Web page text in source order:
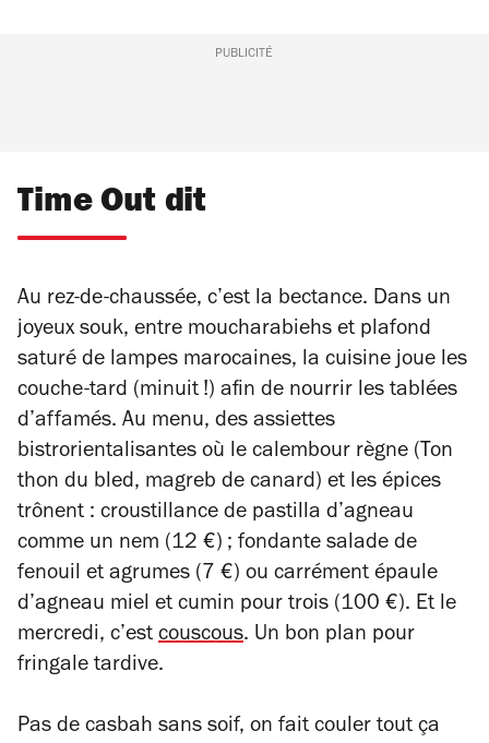
PUBLICITÉ
Time Out dit
Au rez-de-chaussée, c’est la bectance. Dans un
joyeux souk, entre moucharabiehs et plafond
saturé de lampes marocaines, la cuisine joue les
couche-tard (minuit !) afin de nourrir les tablées
d’affamés. Au menu, des assiettes
bistrorientalisantes où le calembour règne (Ton
thon du bled, magreb de canard) et les épices
trônent : croustillance de pastilla d’agneau
comme un nem (12 €) ; fondante salade de
fenouil et agrumes (7 €) ou carrément épaule
d’agneau miel et cumin pour trois (100 €). Et le
mercredi, c’est couscous. Un bon plan pour
fringale tardive.
Pas de casbah sans soif, on fait couler tout ça